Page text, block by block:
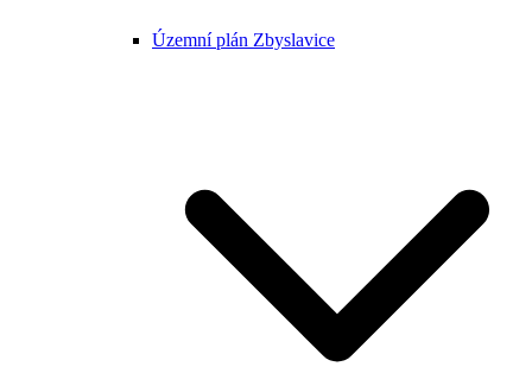
Územní plán Zbyslavice